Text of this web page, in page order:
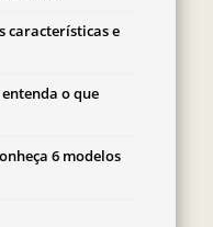
características e
o que
6 modelos